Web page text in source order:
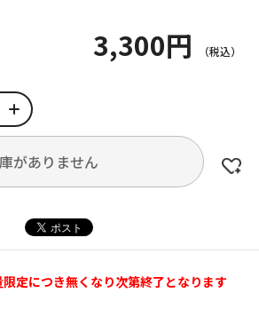
3,300円
がありません
定につき無くなり次第終了となります